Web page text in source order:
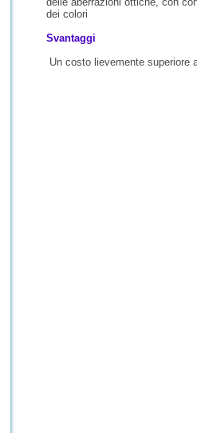
dei colori
Svantaggi
Un costo lievemente superiore